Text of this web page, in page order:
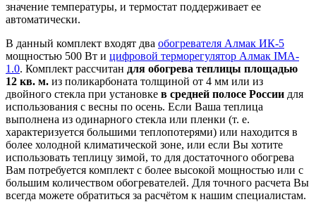
значение температуры, и термостат поддерживает ее
автоматически.
В данный комплект входят два обогревателя Алмак ИК-5
мощностью 500 Вт и цифровой терморегулятор Алмак IMA-
1.0. Комплект рассчитан для обогрева теплицы площадью
12 кв. м. из поликарбоната толщиной от 4 мм или из
двойного стекла при установке в средней полосе России для
использования с весны по осень. Если Ваша теплица
выполнена из одинарного стекла или пленки (т. е.
характеризуется большими теплопотерями) или находится в
более холодной климатической зоне, или если Вы хотите
использовать теплицу зимой, то для достаточного обогрева
Вам потребуется комплект с более высокой мощностью или с
большим количеством обогревателей. Для точного расчета Вы
всегда можете обратиться за расчётом к нашим специалистам.